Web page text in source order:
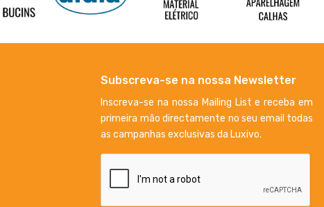
Subscreva-se na nossa Newsletter
Inscreva-se na nossa Mailing List e receba em
primeira mão directamente no seu email todas
as campanhas exclusivas da Luxivo.